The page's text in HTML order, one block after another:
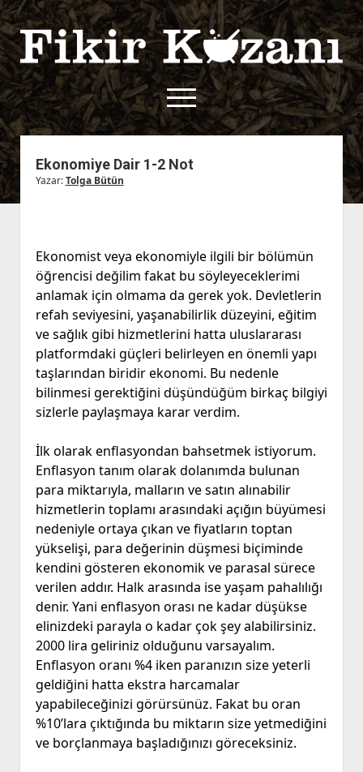
Fikir
Kazanı
menüyü
aç
twitterfacebook
rss
Çerez Politikası
İletişim
Ekonomiye Dair 1-2 Not
Yazar:Tolga Bütün
Ekonomist veya ekonomiyle ilgili bir bölümün
öğrencisi değilim fakat bu söyleyeceklerimi
anlamak için olmama da gerek yok. Devletlerin
refah seviyesini, yaşanabilirlik düzeyini, eğitim
ve sağlık gibi hizmetlerini hatta uluslararası
platformdaki güçleri belirleyen en önemli yapı
taşlarından biridir ekonomi. Bu nedenle
bilinmesi gerektiğini düşündüğüm birkaç bilgiyi
sizlerle paylaşmaya karar verdim.
İlk olarak enflasyondan bahsetmek istiyorum.
Enflasyon tanım olarak dolanımda bulunan
para miktarıyla, malların ve satın alınabilir
hizmetlerin toplamı arasındaki açığın büyümesi
nedeniyle ortaya çıkan ve fiyatların toptan
yükselişi, para değerinin düşmesi biçiminde
kendini gösteren ekonomik ve parasal sürece
verilen addır. Halk arasında ise yaşam pahalılığı
denir. Yani enflasyon orası ne kadar düşükse
elinizdeki parayla o kadar çok şey alabilirsiniz.
2000 lira geliriniz olduğunu varsayalım.
Enflasyon oranı %4 iken paranızın size yeterli
geldiğini hatta ekstra harcamalar
yapabileceğinizi görürsünüz. Fakat bu oran
%10’lara çıktığında bu miktarın size yetmediğini
ve borçlanmaya başladığınızı göreceksiniz.